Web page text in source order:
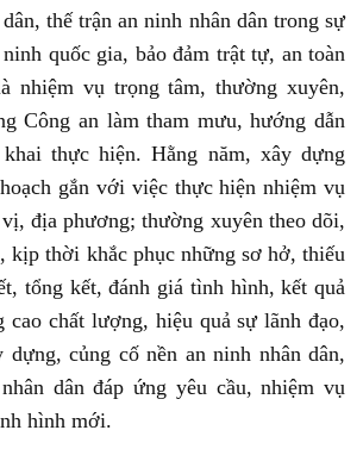
thế trận an ninh nhân dân trong sự
quốc gia, bảo đảm trật tự, an toàn
nhiệm vụ trọng tâm, thường xuyên,
Công an làm tham mưu, hướng dẫn
thực hiện. Hằng năm, xây dựng
gắn với việc thực hiện nhiệm vụ
địa phương; thường xuyên theo dõi,
kịp thời khắc phục những sơ hở, thiếu
tổng kết, đánh giá tình hình, kết quả
cao chất lượng, hiệu quả sự lãnh đạo,
dựng, củng cố nền an ninh nhân dân,
dân đáp ứng yêu cầu, nhiệm vụ
hình mới.